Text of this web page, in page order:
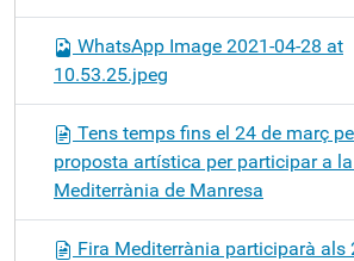
WhatsApp Image 2021-04-28 at
10.53.25.jpeg
Tens temps fins el 24 de març
proposta artística per participar a
Mediterrània de Manresa
Fira Mediterrània participarà als